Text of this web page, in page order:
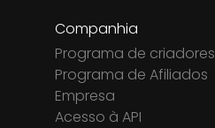
Companhia
Programa de criadores
Programa de Afiliados
Empresa
Acesso à API